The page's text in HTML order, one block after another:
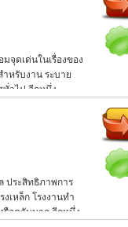
จุดเด่นในเรื่องของ
หรับงาน ระบาย
ทั่วไป อีกหนึ่ง
ประสิทธิภาพการ
เหล็ก โรงงานทำ
รือควันมาก อีกหนึ่ง